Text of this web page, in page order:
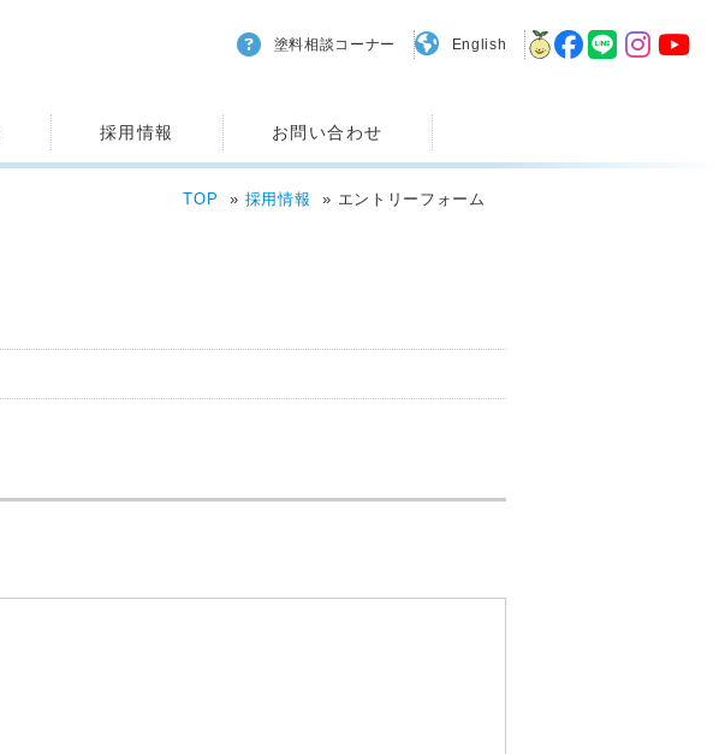
採用情報 お問い合わせ
塗料相談コーナー English
TOP 採用情報 エントリーフォーム